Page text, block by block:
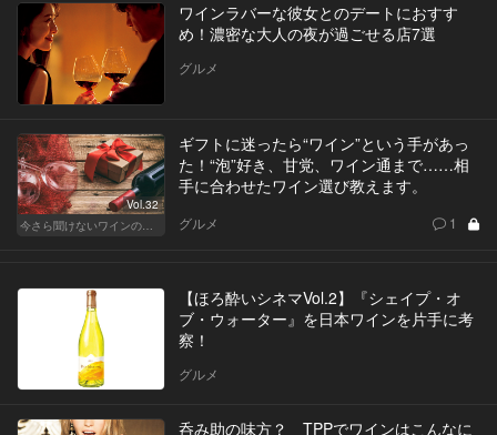
ワインラバーな彼女とのデートにおすす
め！濃密な大人の夜が過ごせる店7選
グルメ
Vol.32
今さら聞けないワインの基礎知識
ギフトに迷ったら“ワイン”という手があっ
た！“泡”好き、甘党、ワイン通まで……相
手に合わせたワイン選び教えます。
グルメ 1
【ほろ酔いシネマVol.2】『シェイプ・オ
ブ・ウォーター』を日本ワインを片手に考
察！
グルメ
呑み助の味方？ TPPでワインはこんなに